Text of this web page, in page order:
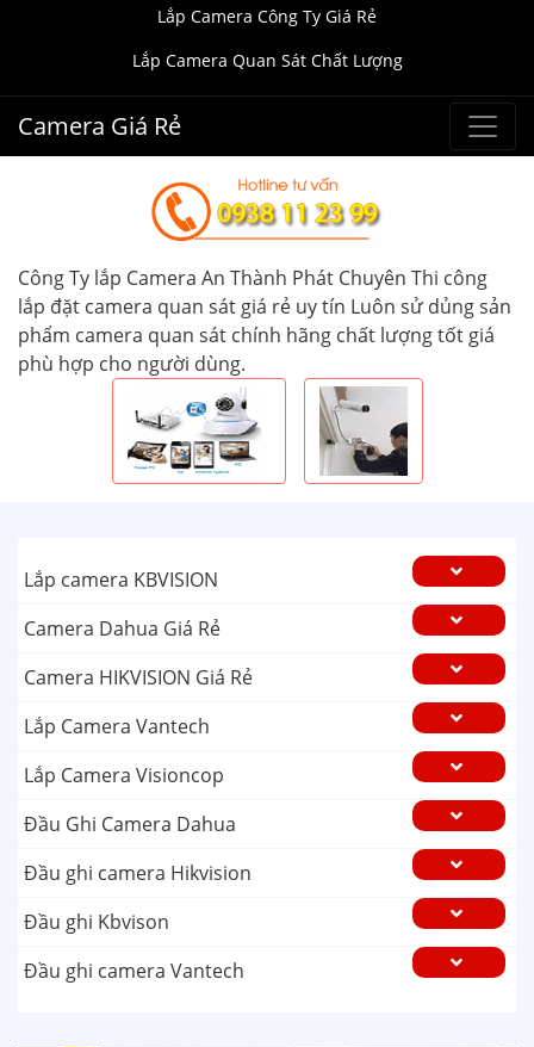
Lắp Camera Công Ty Giá Rẻ
Lắp Camera Quan Sát Chất Lượng
Camera Giá Rẻ
Công Ty lắp Camera An Thành Phát Chuyên Thi công
lắp đặt camera quan sát giá rẻ uy tín Luôn sử dủng sản
phẩm camera quan sát chính hãng chất lượng tốt giá
phù hợp cho người dùng.
Lắp camera KBVISION
Camera Dahua Giá Rẻ
Camera HIKVISION Giá Rẻ
Lắp Camera Vantech
Lắp Camera Visioncop
Đầu Ghi Camera Dahua
Đầu ghi camera Hikvision
Đầu ghi Kbvison
Đầu ghi camera Vantech